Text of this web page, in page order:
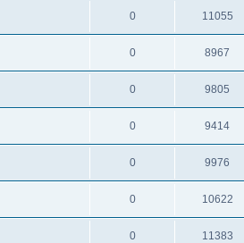
0 11055
0 8967
0 9805
0 9414
0 9976
0 10622
0 11383